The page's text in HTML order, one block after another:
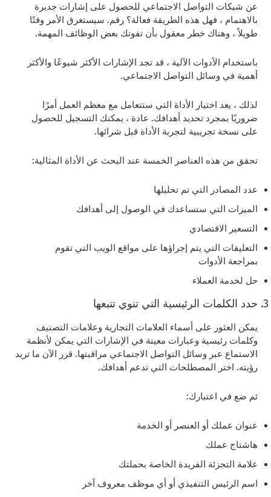
عن شبكات التواصل الاجتماعي للحصول على إشارات جديرة
بالاهتمام ، فهل هذه الطريقة فعالة؟ رقم. سيستغرق الأمر وقتًا
طويلاً ، وهناك خطر معقول بأن تفوتك بعض الوظائف المهمة.
باستخدام الأدوات الآلية ، قد تجد الإشارات الأكثر شيوعًا والأكثر
أهمية في وسائل التواصل الاجتماعي.
لذلك ، يعد اختيار الأداة التي ستتعامل مع معظم العمل أمرًا
ضروريًا بمجرد تحديد أهدافك. عادة ، يمكنك التسجيل للحصول
على نسخة تجريبية لتجربة الأداة قبل شرائها.
تحقق من هذه العناصر الخمسة عند البحث عن الأداة المثالية:
عدد المصادر التي تم تحليلها
الميزات التي ستساعدك في الوصول إلى أهدافك
التسعير الاقتصادي
التعليقات التي يتم إجراؤها على مواقع الويب التي تقوم
بمراجعة الأدوات
حل لخدمة العملاء
حدد الكلمات الرئيسية التي تنوي تتبعها
يمكن العثور على أسماء العلامات التجارية وعلامات التصنيف
وكلمات رئيسية وعبارات معينة في الإشارات التي يمكن لأنظمة
الاستماع عبر وسائل التواصل الاجتماعي مراقبتها. قرر الآن ما تريد
رؤيته. اختر المصطلحات التي تدعم أهدافك.
ثم ضع في اعتبارك:
عنوان عملك أو العنصر أو الخدمة
هاشتاج عملك
علامة التجزئة الفريدة الخاصة بحملتك
اسم الرئيس التنفيذي أو أي موظف معروف آخر